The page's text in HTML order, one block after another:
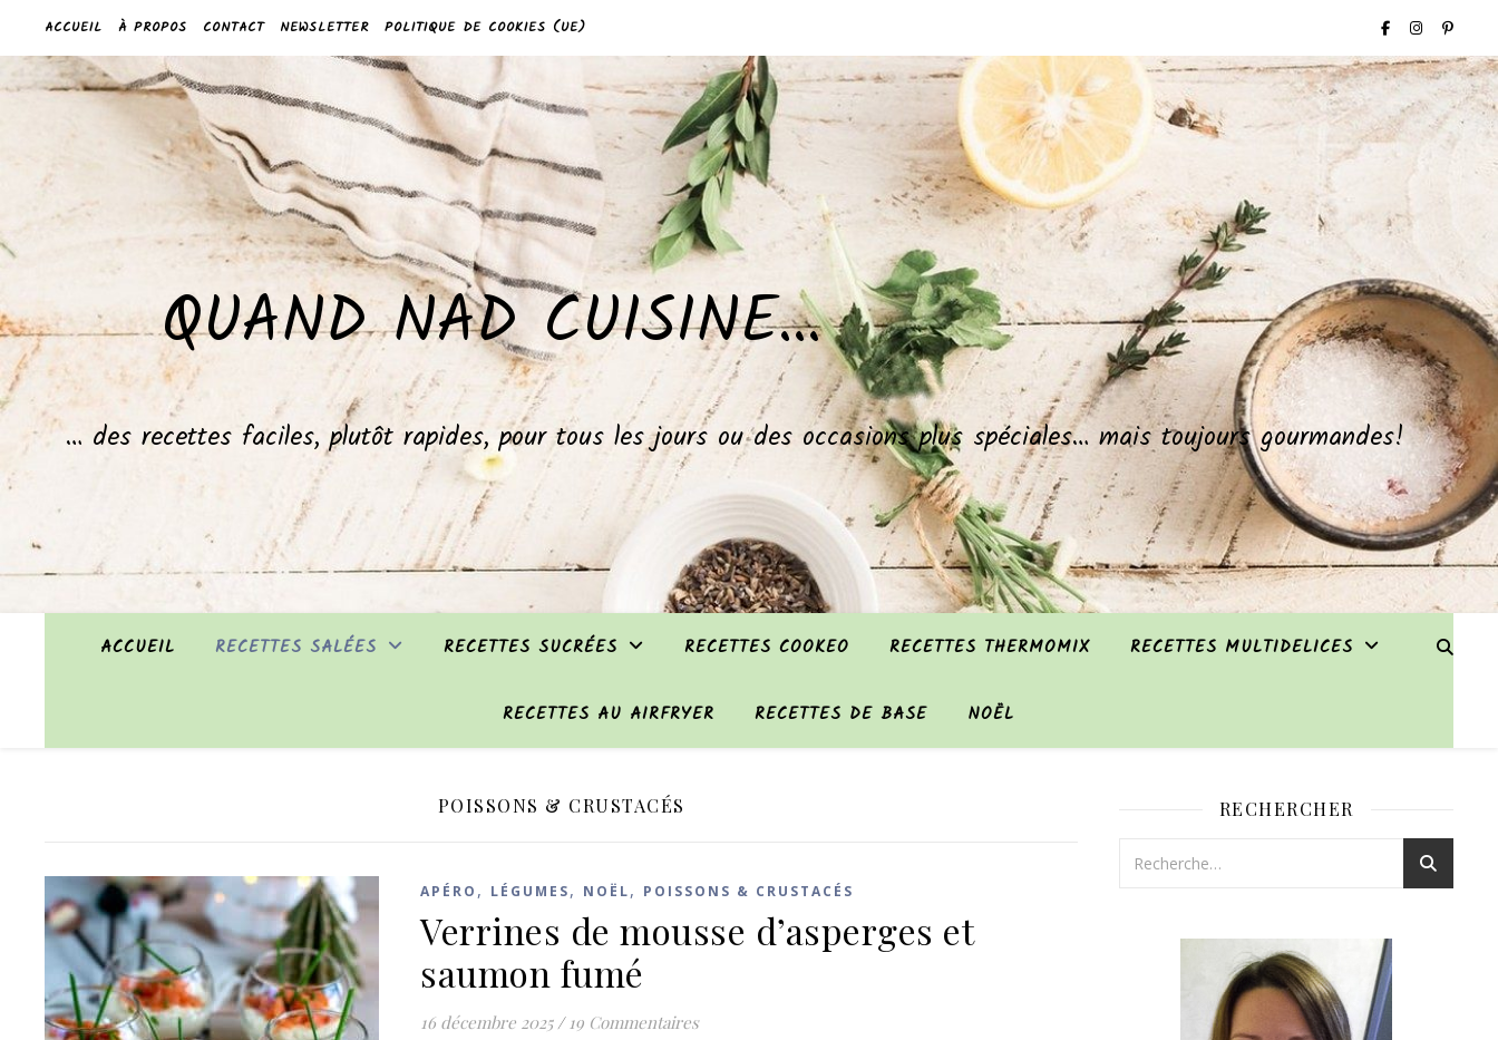
ACCUEIL À PROPOS CONTACT NEWSLETTER POLITIQUE DE COOKIES (UE)
QUAND NAD CUISINE…
… des recettes faciles, plutôt rapides, pour tous les jours ou des occasions plus spéciales… mais toujours gourmandes!
ACCUEIL RECETTES SALÉES RECETTES SUCRÉES RECETTES COOKEO RECETTES THERMOMIX RECETTES MULTIDELICES
RECETTES AU AIRFRYER RECETTES DE BASE NOËL
POISSONS & CRUSTACÉS
APÉRO , LÉGUMES, NOËL, POISSONS & CRUSTACÉS
Verrines de mousse d’asperges et
saumon fumé
16 décembre 2025 / 19 Commentaires
RECHERCHER